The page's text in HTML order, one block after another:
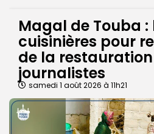
Magal de Touba :
cuisinières pour
de la
journalistes
samedi 1 août 2026 à 11h21